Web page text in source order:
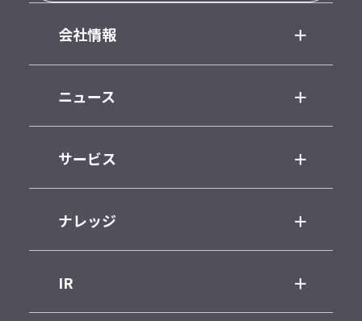
会社情報
ニュース
サービス
ナレッジ
IR